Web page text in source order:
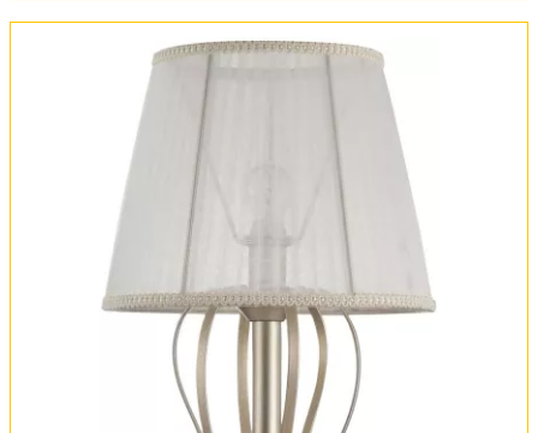
Все о товаре
Комплект лампочек
Вся коллекция
Оплата и доставка
Обмен и возврат
Установка